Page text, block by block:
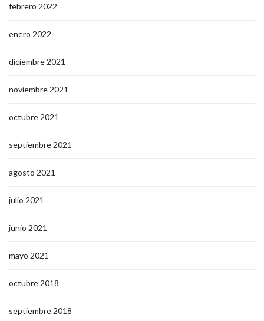
febrero 2022
enero 2022
diciembre 2021
noviembre 2021
octubre 2021
septiembre 2021
agosto 2021
julio 2021
junio 2021
mayo 2021
octubre 2018
septiembre 2018